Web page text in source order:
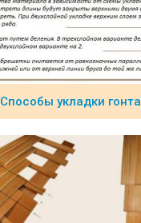
Способы укладки гонта